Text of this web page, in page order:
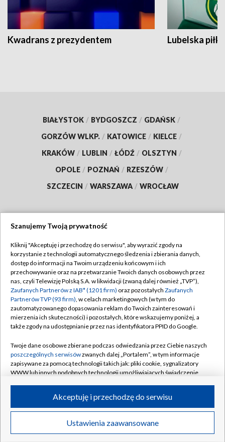
Kwadrans z prezydentem Lubelska piłka
BIAŁYSTOK / BYDGOSZCZ / GDAŃSK /
GORZÓW WLKP. / KATOWICE / KIELCE /
KRAKÓW / LUBLIN / ŁÓDŹ / OLSZTYN /
OPOLE / POZNAŃ / RZESZÓW /
SZCZECIN / WARSZAWA / WROCŁAW
TVP
Abonament TVP
Emisja w TVP
Centrum informacji TVP
Naziemna Telewizja Cyfrowa
Rada Programowa
System NOS
Informacje o nadawcy
Program dla prasy
Ogłoszenie przetargowe
Regulamin TVP
Polityka prywatności
Moje zgody
Pomoc
Kontakt
Kanały
©2026 Telewizja Polska S.A. w likwidacji
Szanujemy Twoją prywatność
Kliknij "Akceptuję i przechodzę do serwisu", aby wyrazić zgody na
korzystanie z technologii automatycznego śledzenia i zbierania danych,
dostęp do informacji na Twoim urządzeniu końcowym i ich
przechowywanie oraz na przetwarzanie Twoich danych osobowych przez
nas, czyli Telewizję Polską S.A. w likwidacji (zwaną dalej również „TVP”),
Zaufanych Partnerów z IAB* (1201 firm) oraz pozostałych Zaufanych
Partnerów TVP (93 firm), w celach marketingowych (w tym do
zautomatyzowanego dopasowania reklam do Twoich zainteresowań i
mierzenia ich skuteczności) i pozostałych, które wskazujemy poniżej, a
także zgody na udostępnianie przez nas identyfikatora PPID do Google.
Twoje dane osobowe zbierane podczas odwiedzania przez Ciebie naszych
poszczególnych serwisówzwanych dalej „Portalem”, w tym informacje
zapisywane za pomocą technologii takich jak: pliki cookie, sygnalizatory
WWW lub innych podobnych technologii umożliwiających świadczenie
ruchu w Internecie.
Twoje dane osobowe zbierane podczas odwiedzania przez Ciebie
poszczególnych serwisówna Portalu, takie jak adresy IP, identyfikatory
Ustawienia zaawansowane
Akceptuję i przechodzę do serwisu